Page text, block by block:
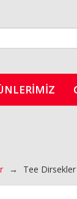
→ Tee Dirsekler